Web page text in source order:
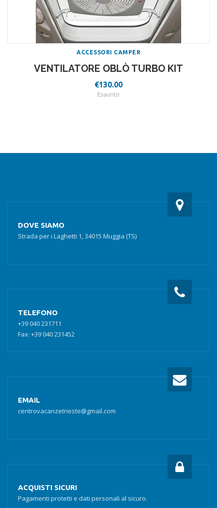
ACCESSORI CAMPER
VENTILATORE OBLÒ TURBO KIT
€130.00
Esaurito
DOVE SIAMO
Strada per i Laghetti 1, 34015 Muggia (TS)
TELEFONO
+39 040 231711
Fax: +39 040 231452
EMAIL
centrovacanzetrieste@gmail.com
ACQUISTI SICURI
Pagamenti protetti e dati personali al sicuro.